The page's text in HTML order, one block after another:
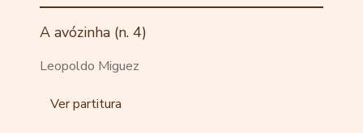
A avózinha (n. 4)
Leopoldo Miguez
Ver partitura